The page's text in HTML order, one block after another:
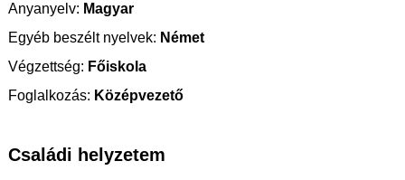
Anyanyelv: Magyar
Egyéb beszélt nyelvek: Német
Végzettség: Főiskola
Foglalkozás: Középvezető
Családi helyzetem